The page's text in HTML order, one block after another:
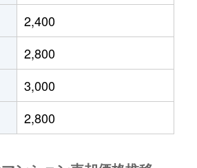
2,400
2,800
3,000
2,800